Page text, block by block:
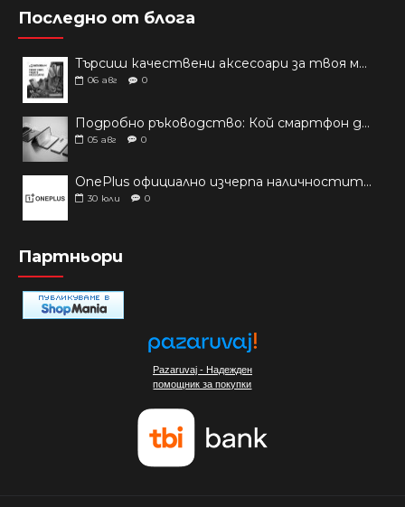
Последно от блога
Търсиш качествени аксесоари за твоя модел? Как правилно да защитим новия си смартфон: Ръководство за аксесоари през 2026 г.
06 авг 0
Подробно ръководство: Кой смартфон да купиш през 2026 г.?
05 авг 0
OnePlus официално изчерпа наличностите си от телефони на основни пазари
30 юли 0
Партньори
Pazaruvaj - Надежден
помощник за покупки